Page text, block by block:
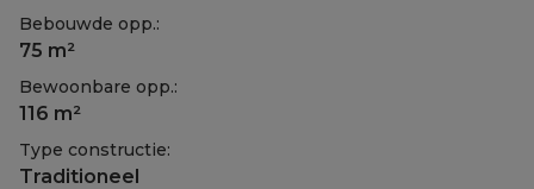
Bebouwde opp.:
75 m²
Bewoonbare opp.:
116 m²
Type constructie:
Traditioneel